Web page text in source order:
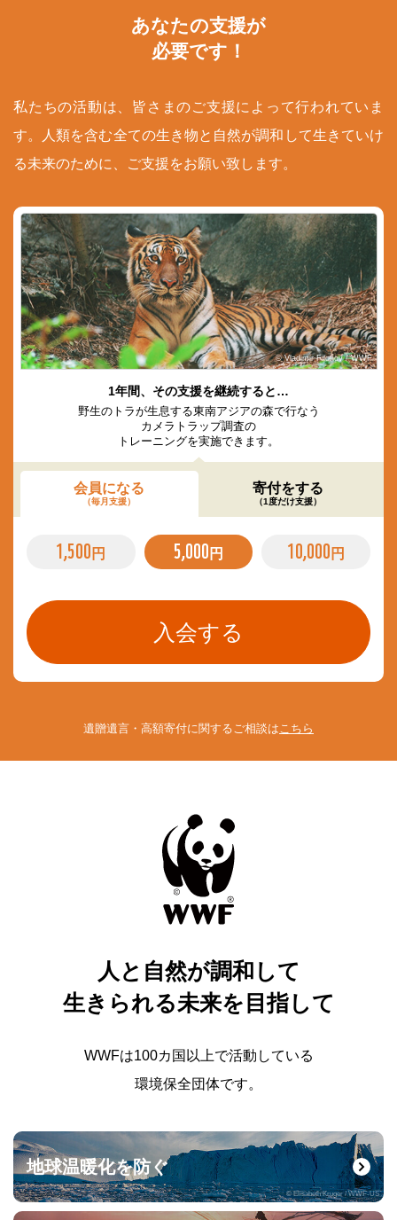
あなたの支援が
必要です！
私たちの活動は、皆さまのご支援によって行われていま
す。人類を含む全ての生き物と自然が調和して生きていけ
る未来のために、ご支援をお願い致します。
© Vladimir Filonov / WWF
1年間、その支援を継続すると…
野生のトラが生息する東南アジアの森で行なう
カメラトラップ調査の
トレーニングを実施できます。
会員になる
（毎月支援）
寄付をする
（1度だけ支援）
1,500 円 5,000 円 10,000 円
遺贈遺言・高額寄付に関するご相談はこちら
人と自然が調和して
生きられる未来を目指して
WWFは100カ国以上で活動している
環境保全団体です。
地球温暖化を防ぐ
© Elisabeth Kruger / WWF-US